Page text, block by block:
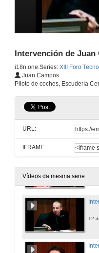
Intervención de Juan
i18n.one.Series: XIII Foro
Juan Campos
Piloto de coches, Escudería
URL:
IFRAME:
Vídeos da mesma serie
12
12
12